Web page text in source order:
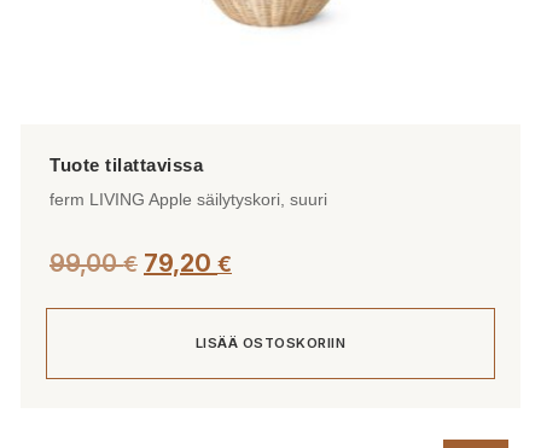
ferm LIVING Apple säilytyskori, suuri
99,00€ 79,20 €
LISÄÄ OSTOSKORIIN